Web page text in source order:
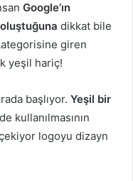
Google’ın
dikkat bile
giren
yeşil hariç!
başlıyor. Yeşil bir
kullanılmasının
logoyu dizayn